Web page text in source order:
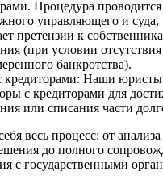
Процедура
управляющего и
претензии к
(при условии
банкротства).
кредиторами: Наши юристы
с кредиторами для
или списания части
весь процесс: от
до полного
с государственными